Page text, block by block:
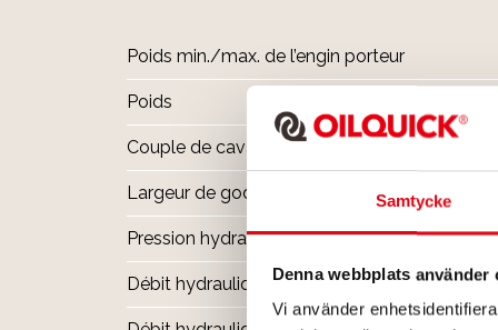
Samtycke
Denna webbplats använder
Vi använder
Poids min./max. de l’engin porteur
Poids
Couple de cavage max.
Largeur de godet max.
Pression hydraulique max.
Débit hydraulique recomm. DC2